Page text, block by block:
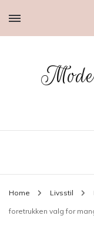
Home Livsstil
foretrukken valg for